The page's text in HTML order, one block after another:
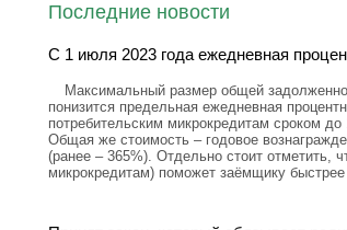
Последние новости
С 1 июля 2023 года ежедневная
Максимальный размер общей
понизится предельная ежедневная
потребительским микрокредитам сроком
Общая же стоимость – годовое
(ранее – 365%). Отдельно стоит отметить,
микрокредитам) поможет заёмщику